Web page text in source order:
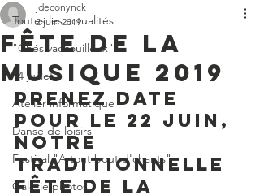
Toutes les actualités
"Chés vadrouilleux"
14 juillet
Atelier informatique
Danse de loisirs
Festival "A tout bout d'chants"
Galerie photos
Fête de la
musique 2019
jdeconynck
2 juin 2019
Prenez date
pour le 22 juin,
notre
traditionnelle
fête de la